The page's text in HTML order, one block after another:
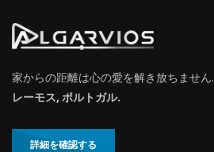
家からの距離は心の愛を解き放ちません.
レーモス, ポルトガル.
詳細を確認する